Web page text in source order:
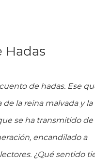
Hadas
de hadas. Ese
de la reina malvada y la
se ha transmitido de
encandilado a
¿Qué sentido